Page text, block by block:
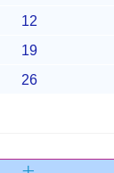
12
19
26